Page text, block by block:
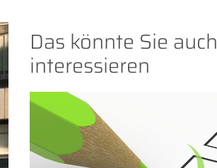
Das könnte Sie auch
interessieren